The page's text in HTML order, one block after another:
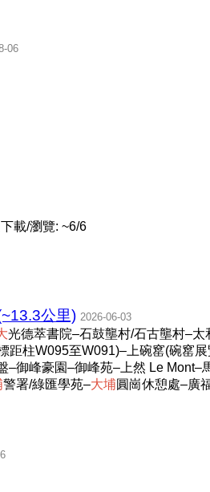
06
載/瀏覽: ~6/6
公里) 2026-06-03
光德萃書院–石鼓壟村/石古壟村–
柱W095至W091)–上碗窰(碗窰
御峰豪園–御峰苑–上然 Le Mont–
警署/綠匯學苑–大埔圓崗休憩處–廣